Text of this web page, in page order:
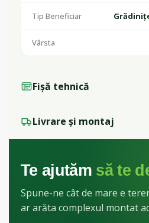
Tip Beneficiar
Vârsta
Fișă tehnică
Livrare și montaj
Te ajutăm să te
Spune-ne cât de mare e
ar arăta complexul montat